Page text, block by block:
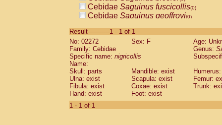
Cebidae Saguinus fuscicollis(0)
Cebidae Saguinus geoffroyi(0)
CebidaeSaguinus labiatus(0)
Cebidae Saguinus leucopus (0)
Cebidae
CebidaeSaguinus mystax
Cebidae Saguinus nigricollis (1)
Cebidae Saguinus oedipus
Cebidae Saguinus weddelli
Cebidae Saguinusspp.
Cebidae
Result-----------1 - 1 of 1
No: 02272
Sex: F
Age:
Family: Cebidae
Genus:
Specific name: nigricollis
Name:
Skull: parts
Mandible: exist
Ulna: exist
Scapula: exist
Femur:
Fibula: exist
Coxae: exist
Trunk:
Hand: exist
Foot: exist
1 - 1 of 1